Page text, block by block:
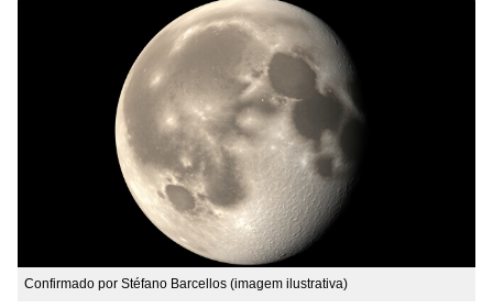
Confirmado por Stéfano Barcellos (imagem ilustrativa)